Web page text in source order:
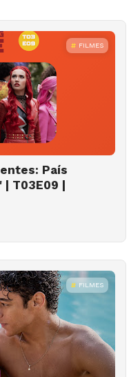
FILMES
País
T03E09 |
FILMES